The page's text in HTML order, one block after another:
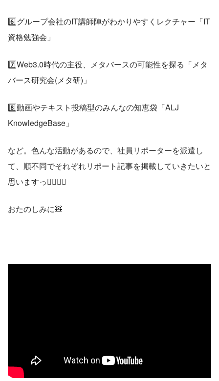
6️⃣グループ会社のIT講師陣がわかりやすくレクチャー「IT
資格勉強会」
7️⃣Web3.0時代の主役、メタバースの可能性を探る「メタ
バース研究会(メタ研)」
8️⃣動画やテキスト投稿型のみんなの知恵袋「ALJ
KnowledgeBase」
など。色んな活動があるので、社員リポーターを派遣し
て、順不同でそれぞれリポート記事を掲載していきたいと
思いますっ🕵️‍♀️🕵️‍♂️
おたのしみに🧸